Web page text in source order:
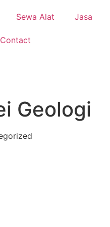
Sewa Alat Jasa
Contact
Geologi